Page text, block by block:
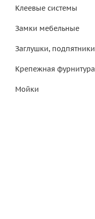
Клеевые системы
Замки мебельные
Заглушки, подпятники
Крепежная фурнитура
Мойки